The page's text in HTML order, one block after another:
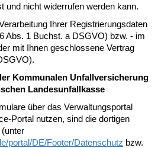
und nicht widerrufen werden kann.
Ihrer Registrierungsdaten
Abs. 1 Buchst. a DSGVO) bzw. - im
mit Ihnen geschlossene Vertrag
Kommunalen Unfallversicherung
Landesunfallkasse
über das Verwaltungsportal
Portal nutzen, sind die dortigen
portal/DE/Footer/Datenschutz bzw.